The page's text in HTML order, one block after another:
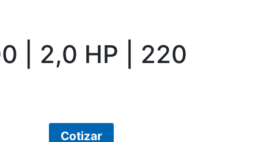
| 2,0 HP | 220
Cotizar